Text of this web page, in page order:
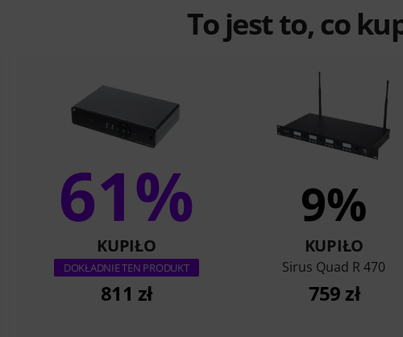
To jest to, co
61%
KUPIŁO
DOKŁADNIE TEN PRODUKT
811 zł
9%
KUPIŁO
Sirus Quad R 470
759 zł